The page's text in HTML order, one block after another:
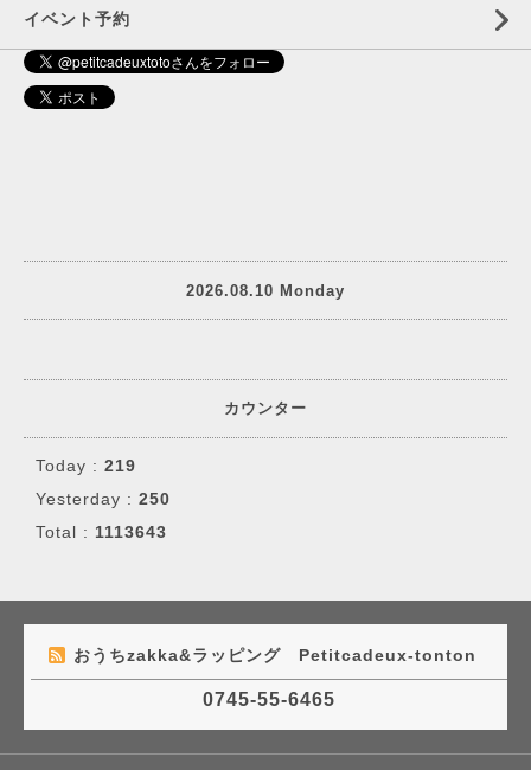
イベント予約
2026.08.10 Monday
カウンター
Today : 219
Yesterday : 250
Total : 1113643
おうちzakka&ラッピング Petitcadeux-tonton
0745-55-6465